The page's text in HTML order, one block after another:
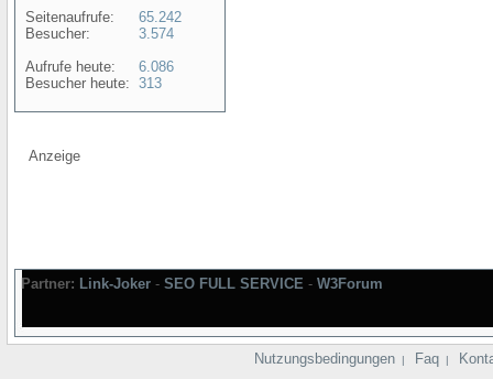
Seitenaufrufe:
Besucher:
Aufrufe heute:
Besucher heute:
65.242
3.574
6.086
313
Anzeige
Partner: Link-Joker - SEO FULL SERVICE - W3Forum
Nutzungsbedingungen | Faq |